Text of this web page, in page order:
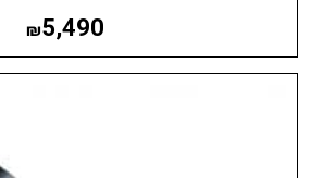
₪5,490